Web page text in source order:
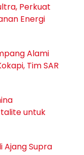
Perkuat
Energi
Alami
Tim SAR
untuk
Ajang Supra